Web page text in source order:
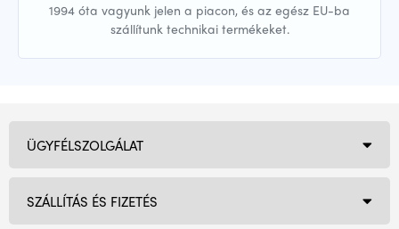
1994 óta vagyunk jelen a piacon, és az egész EU-ba
szállítunk technikai termékeket.
ÜGYFÉLSZOLGÁLAT
SZÁLLÍTÁS ÉS FIZETÉS